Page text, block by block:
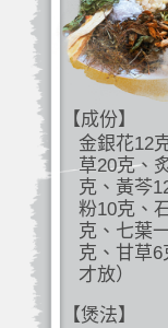
【成份】
金銀花12
草20克、
克、黃芩
粉10克、
克、七葉
克、甘草
才放）
【煲法】